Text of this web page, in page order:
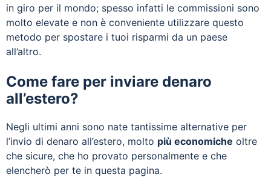
in giro per il mondo; spesso infatti le commissioni sono
molto elevate e non è conveniente utilizzare questo
metodo per spostare i tuoi risparmi da un paese
all’altro.
Come fare per inviare denaro
all’estero?
Negli ultimi anni sono nate tantissime alternative per
l’invio di denaro all’estero, molto più economiche oltre
che sicure, che ho provato personalmente e che
elencherò per te in questa pagina.